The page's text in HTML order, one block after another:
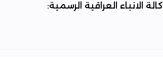
الانباء العراقية الرسمية: